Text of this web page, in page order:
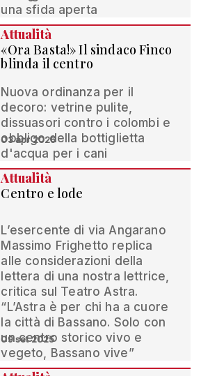
una sfida aperta
Attualità
«Ora Basta!» Il sindaco Finco
blinda il centro
Nuova ordinanza per il
decoro: vetrine pulite,
dissuasori contro i colombi e
obbligo della bottiglietta
d'acqua per i cani
03 apr 2026
Attualità
Centro e lode
L’esercente di via Angarano
Massimo Frighetto replica
alle considerazioni della
lettera di una nostra lettrice,
critica sul Teatro Astra.
“L’Astra è per chi ha a cuore
la città di Bassano. Solo con
un centro storico vivo e
vegeto, Bassano vive”
09 set 2025